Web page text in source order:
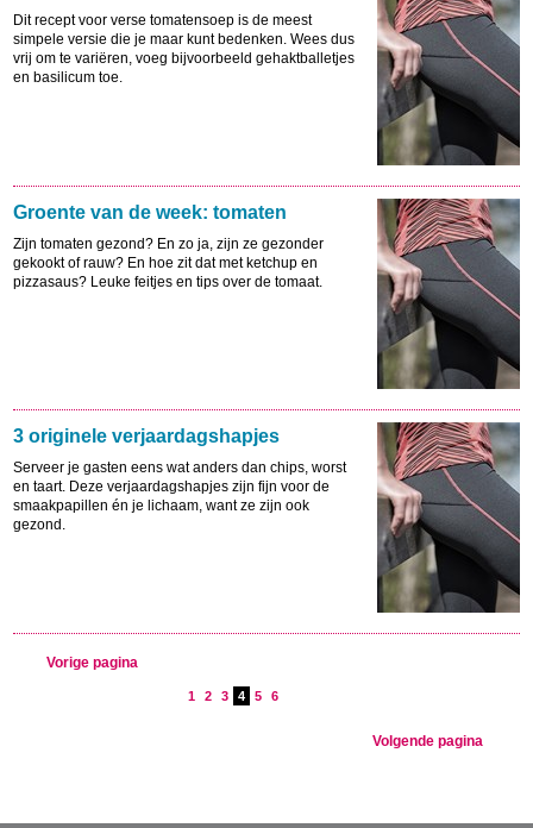
Dit recept voor verse tomatensoep is de meest
simpele versie die je maar kunt bedenken. Wees dus
vrij om te variëren, voeg bijvoorbeeld gehaktballetjes
en basilicum toe.
Groente van de week: tomaten
Zijn tomaten gezond? En zo ja, zijn ze gezonder
gekookt of rauw? En hoe zit dat met ketchup en
pizzasaus? Leuke feitjes en tips over de tomaat.
3 originele verjaardagshapjes
Serveer je gasten eens wat anders dan chips, worst
en taart. Deze verjaardagshapjes zijn fijn voor de
smaakpapillen én je lichaam, want ze zijn ook
gezond.
Vorige pagina
1 2 3 4 5 6
Volgende pagina